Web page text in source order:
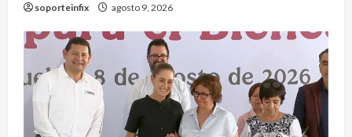
soporteinfix agosto 9, 2026